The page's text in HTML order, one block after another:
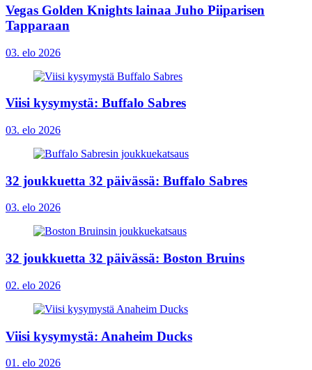
Vegas Golden Knights lainaa Juho Piiparisen
Tapparaan
03. elo 2026
Viisi kysymystä: Buffalo Sabres
03. elo 2026
32 joukkuetta 32 päivässä: Buffalo Sabres
03. elo 2026
32 joukkuetta 32 päivässä: Boston Bruins
02. elo 2026
Viisi kysymystä: Anaheim Ducks
01. elo 2026